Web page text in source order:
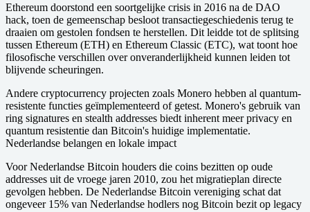
Ethereum doorstond een soortgelijke crisis in 2016 na de DAO
hack, toen de gemeenschap besloot transactiegeschiedenis terug te
draaien om gestolen fondsen te herstellen. Dit leidde tot de splitsing
tussen Ethereum (ETH) en Ethereum Classic (ETC), wat toont hoe
filosofische verschillen over onveranderlijkheid kunnen leiden tot
blijvende scheuringen.
Andere cryptocurrency projecten zoals Monero hebben al quantum-
resistente functies geïmplementeerd of getest. Monero's gebruik van
ring signatures en stealth addresses biedt inherent meer privacy en
quantum resistentie dan Bitcoin's huidige implementatie.
Nederlandse belangen en lokale impact
Voor Nederlandse Bitcoin houders die coins bezitten op oude
addresses uit de vroege jaren 2010, zou het migratieplan directe
gevolgen hebben. De Nederlandse Bitcoin vereniging schat dat
ongeveer 15% van Nederlandse hodlers nog Bitcoin bezit op legacy